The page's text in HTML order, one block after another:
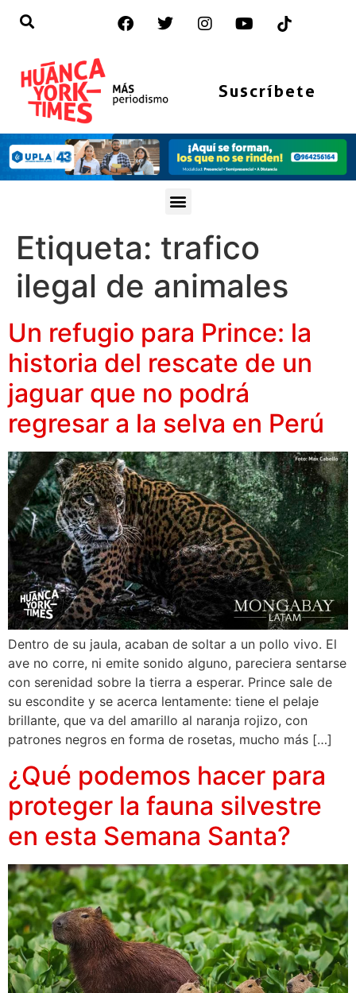
Suscríbete
Etiqueta: trafico
ilegal de animales
Un refugio para Prince: la
historia del rescate de un
jaguar que no podrá
regresar a la selva en Perú
Dentro de su jaula, acaban de soltar a un pollo vivo. El
ave no corre, ni emite sonido alguno, pareciera sentarse
con serenidad sobre la tierra a esperar. Prince sale de
su escondite y se acerca lentamente: tiene el pelaje
brillante, que va del amarillo al naranja rojizo, con
patrones negros en forma de rosetas, mucho más […]
¿Qué podemos hacer para
proteger la fauna silvestre
en esta Semana Santa?